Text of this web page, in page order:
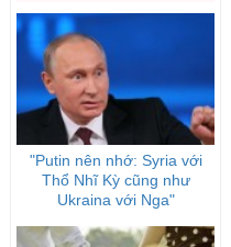
"Putin nên nhớ: Syria với
Thổ Nhĩ Kỳ cũng như
Ukraina với Nga"